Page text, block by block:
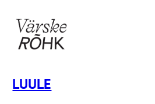
sisu
juurde
LUULE